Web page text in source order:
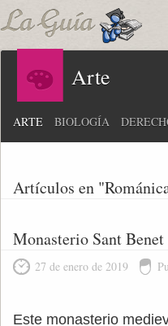
Arte
ARTE BIOLOGÍA
Artículos en
Monasterio Sant Benet
27 de enero de 2019
Este monasterio